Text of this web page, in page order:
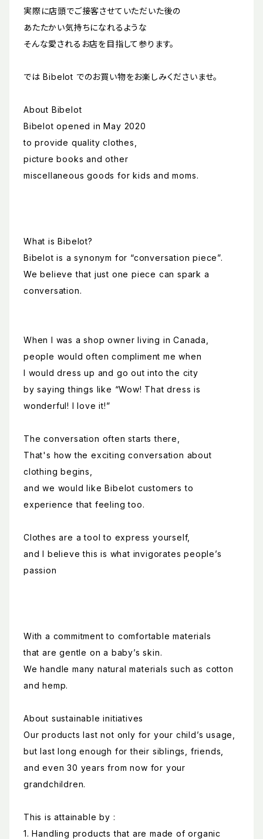
実際に店頭でご接客させていただいた後の
あたたかい気持ちになれるような
そんな愛されるお店を目指して参ります。
では Bibelot でのお買い物をお楽しみくださいませ。
About Bibelot
Bibelot opened in May 2020
to provide quality clothes,
picture books and other
miscellaneous goods for kids and moms.
What is Bibelot?
Bibelot is a synonym for “conversation piece”.
We believe that just one piece can spark a
conversation.
When I was a shop owner living in Canada,
people would often compliment me when
I would dress up and go out into the city
by saying things like “Wow! That dress is
wonderful! I love it!”
The conversation often starts there,
That's how the exciting conversation about
clothing begins,
and we would like Bibelot customers to
experience that feeling too.
Clothes are a tool to express yourself,
and I believe this is what invigorates people’s
passion
With a commitment to comfortable materials
that are gentle on a baby’s skin.
We handle many natural materials such as cotton
and hemp.
About sustainable initiatives
Our products last not only for your child’s usage,
but last long enough for their siblings, friends,
and even 30 years from now for your
grandchildren.
This is attainable by :
1. Handling products that are made of organic